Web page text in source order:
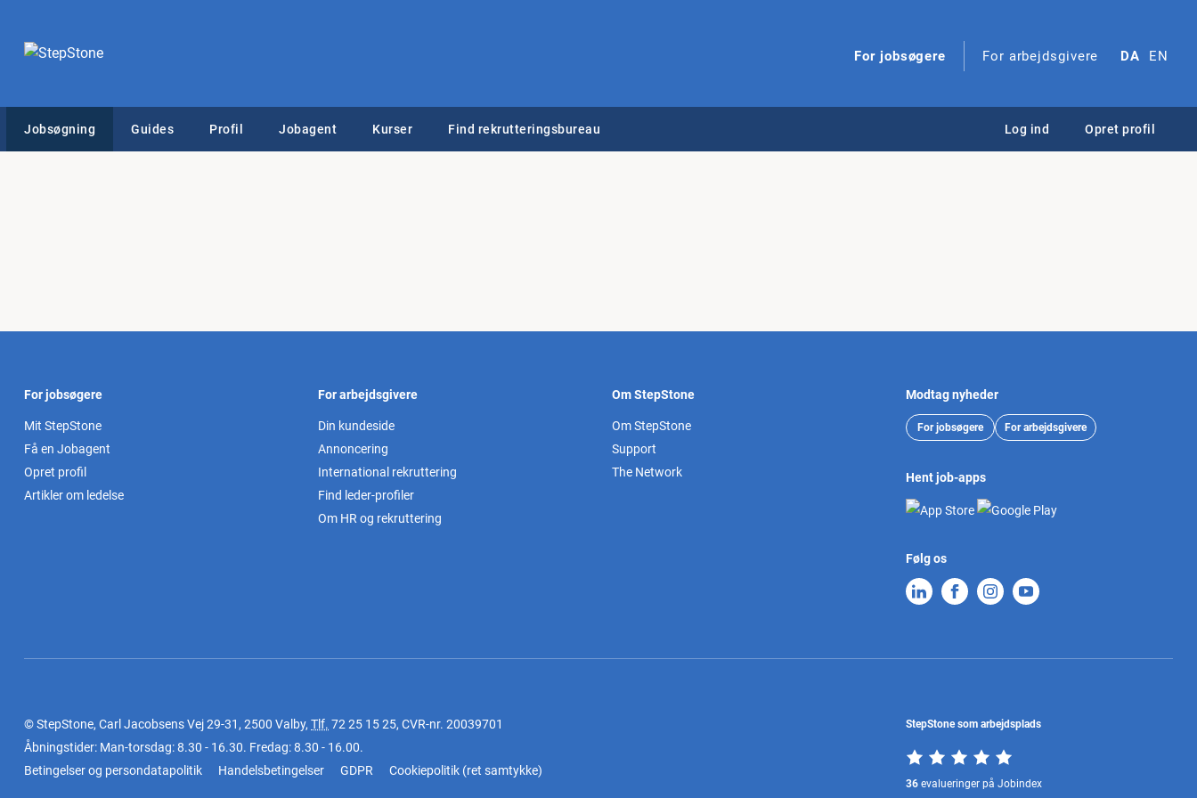
For jobsøgere For arbejdsgivere DA EN
Jobsøgning Guides Profil Jobagent Kurser Find rekrutteringsbureau Log ind Opret profil
For jobsøgere
Mit StepStone
Få en Jobagent
Opret profil
Artikler om ledelse
For arbejdsgivere
Din kundeside
Annoncering
International rekruttering
Find leder-profiler
Om HR og rekruttering
Om StepStone
Om StepStone
Support
The Network
Modtag nyheder
For jobsøgere For arbejdsgivere
Hent job-apps
Følg os
© StepStone, Carl Jacobsens Vej 29-31, 2500 Valby, Tlf. 72 25 15 25, CVR-nr. 20039701
Åbningstider: Man-torsdag: 8.30 - 16.30. Fredag: 8.30 - 16.00.
Betingelser og persondatapolitik
Handelsbetingelser GDPR Cookiepolitik (ret samtykke)
StepStone som arbejdsplads
36 evalueringer på Jobindex